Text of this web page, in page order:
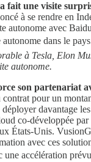
fait une visite
à se rendre en
autonome avec
dans le
à Tesla, Elon
autonome.
son partenariat
pour un
davantage
co-développée par
États-Unis.
avec ces
une accélération